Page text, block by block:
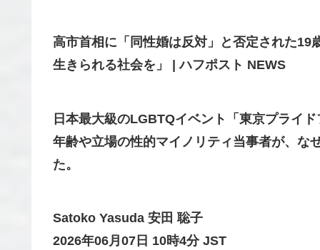
高市首相に「同性婚は反対」と否定された
生きられる社会を」 | ハフポスト NEWS
日本最大級のLGBTQイベント「東京プライ
年齢や立場の性的マイノリティ当事者が、な
た。
Satoko Yasuda 安田 聡子
2026年06月07日 10時4分 JST